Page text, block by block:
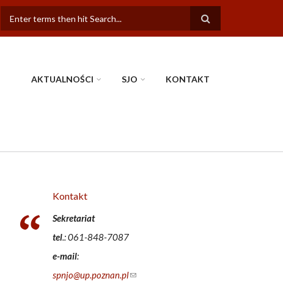
FORMULARZ
AKTUALNOŚCI SJO KONTAKT
Kontakt
Sekretariat
tel.: 061-848-7087
e-mail:
spnjo@up.poznan.pl(link sends e-mail)